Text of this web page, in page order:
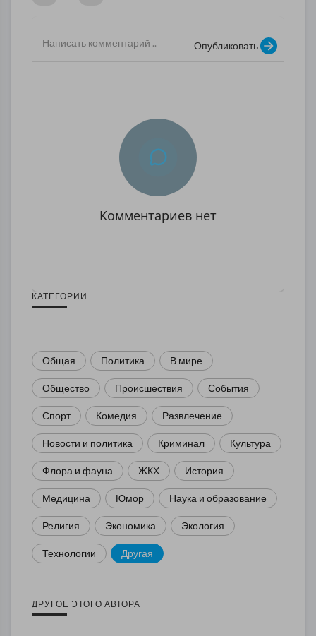
Опубликовать
Комментариев нет
КАТЕГОРИИ
Общая Политика В мире
Общество Происшествия События
Спорт Комедия Развлечение
Новости и политика Криминал Культура
Флора и фауна ЖКХ История
Медицина Юмор Наука и образование
Религия Экономика Экология
Технологии Другая
ДРУГОЕ ЭТОГО АВТОРА